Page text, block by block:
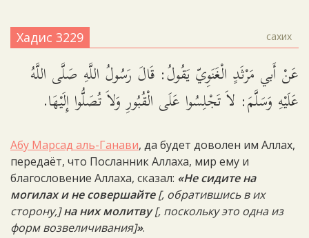
Хадис 3229 сахих
عَنْ أَبي مَرْثَدٍ الْغَنَوِيّ يَقُولُ: قَالَ رَسُولُ اللَّهِ صَلَّى اللَّهُ
عَلَيْهِ وَسَلَّمَ: لاَ تَجْلِسُوا عَلَى الْقُبُورِ وَلاَ تُصَلُّوا إِلَيْهَا.
Абу Марсад аль-Ганави, да будет доволен им Аллах,
передаёт, что Посланник Аллаха, мир ему и
благословение Аллаха, сказал: «Не сидите на
могилах и не совершайте[, обратившись в их
сторону,]на них молитву[, поскольку это одна из
форм возвеличивания]».